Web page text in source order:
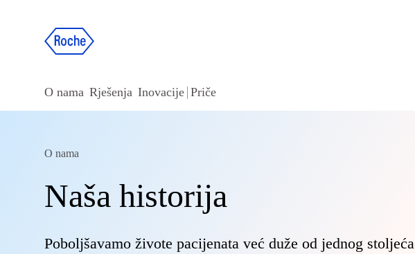
O nama Rješenja Inovacije Priče
O nama
Naša historija
Poboljšavamo živote pacijenata već duže od jednog stoljeća